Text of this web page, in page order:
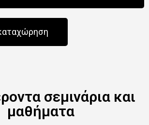
σεμινάρια και
μαθήματα